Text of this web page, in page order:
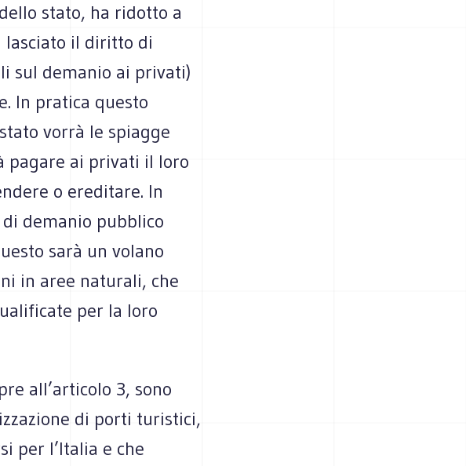
stato, ha ridotto a
lasciato il diritto di
sul demanio ai privati)
In pratica questo
vorrà le spiagge
ai privati il loro
o ereditare. In
demanio pubblico
sarà un volano
in aree naturali, che
per la loro
all’articolo 3, sono
di porti turistici,
per l’Italia e che